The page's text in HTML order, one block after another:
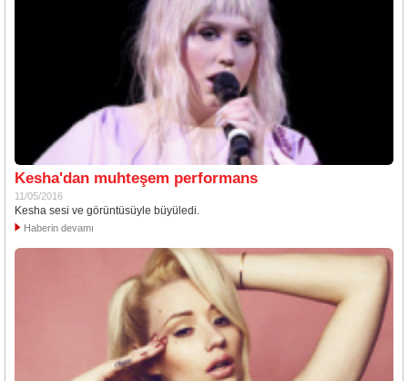
Kesha'dan muhteşem performans
11/05/2016
Kesha sesi ve görüntüsüyle büyüledi.
Haberin devamı